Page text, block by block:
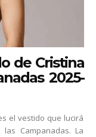
de Cristina
2025-
el vestido que lucirá
Campanadas. La